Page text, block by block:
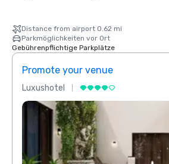
Distance from airport 0.62 mi
Parkmöglichkeiten vor Ort
Gebührenpflichtige Parkplätze
Promote your venue
Luxushotel